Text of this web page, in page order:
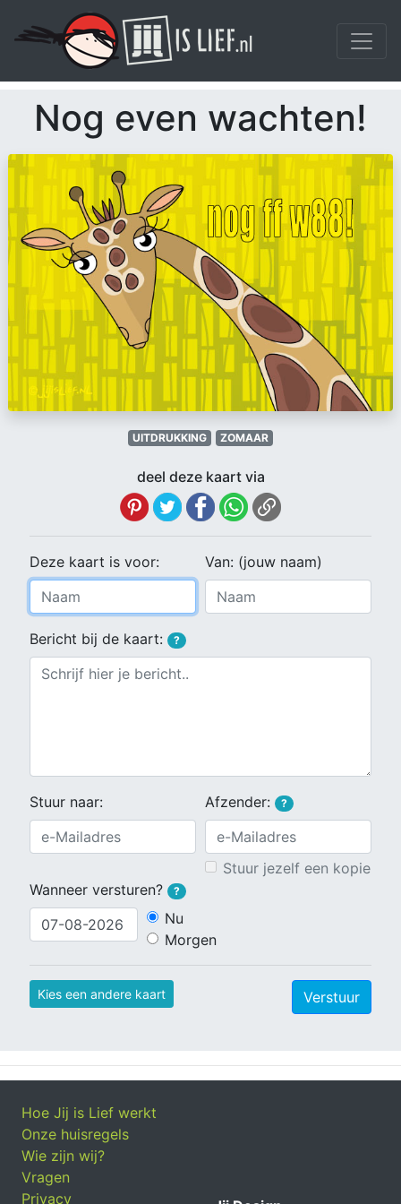
Nog even wachten!
UITDRUKKING ZOMAAR
deel deze kaart via
Deze kaart is voor: Van: (jouw naam)
Bericht bij de kaart: ?
Stuur naar: Afzender: ?
Stuur jezelf een kopie
Wanneer versturen?
?
Nu
Morgen
Kies een andere kaart Verstuur
Hoe Jij is Lief werkt
Onze huisregels
Wie zijn wij?
Vragen
Privacy